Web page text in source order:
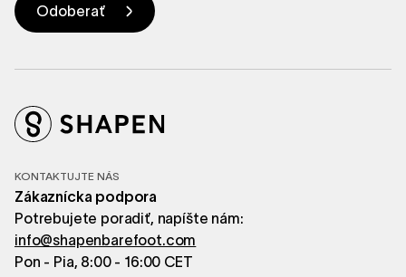
KONTAKTUJTE NÁS
Zákaznícka podpora
Potrebujete poradiť, napíšte nám:
info@shapenbarefoot.com
Pon - Pia, 8:00 - 16:00 CET